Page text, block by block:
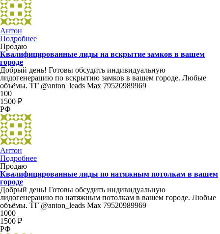
Антон
Подробнее
Продаю
Квалифицированные лиды на вскрытие замков в вашем
городе
Добрый день! Готовы обсудить индивидуальную
лидогенерацию по вскрытию замков в вашем городе. Любые
объёмы. ТГ @anton_leads Max 79520989969
100
1500 ₽
РФ
Антон
Подробнее
Продаю
Квалифицированные лиды по натяжным потолкам в вашем
городе
Добрый день! Готовы обсудить индивидуальную
лидогенерацию по натяжным потолкам в вашем городе. Любые
объёмы. ТГ @anton_leads Max 79520989969
1000
1500 ₽
РФ